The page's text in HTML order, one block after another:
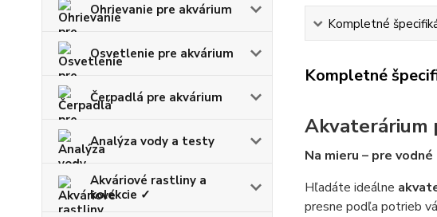
Ohrievanie pre akvárium
Osvetlenie pre akvárium
Čerpadlá pre akvárium
Analýza vody a testy
Akváriové rastliny a
kolekcie ✓
Kompletné
Kompletné
Akvaterárium
Na mieru – pre
Hľadáte ideálne
presne podľa potrieb